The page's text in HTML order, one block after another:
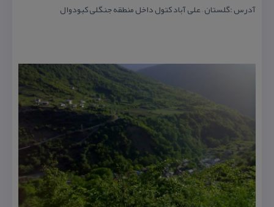
آدرس :گلستان – علی آباد كتول داخل منطقه جنگلی كبودوال